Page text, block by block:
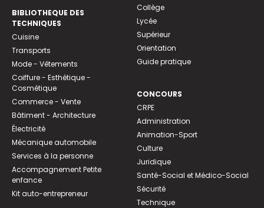
BIBLIOTHEQUE DES
TECHNIQUES
Cuisine
Transports
Mode - Vêtements
Coiffure - Esthétique -
Cosmétique
Commerce - Vente
Bâtiment - Architecture
Électricité
Mécanique automobile
Services à la personne
Accompagnement Petite
enfance
Kit auto-entrepreneur
Collège
Lycée
Supérieur
Orientation
Guide pratique
CONCOURS
CRPE
Administration
Animation-Sport
Culture
Juridique
Santé-Social et Médico-Social
Sécurité
Technique